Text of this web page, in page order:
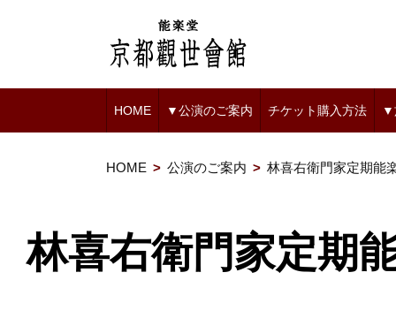
HOME ▼公演のご案内 チケット購入方法 ▼
HOME 公演のご案内 林喜右衛門家定期能
林喜右衛門家定期